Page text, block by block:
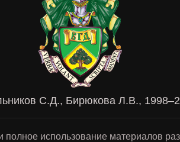
С.Д., Бирюкова Л.В.,
полное использование материалов